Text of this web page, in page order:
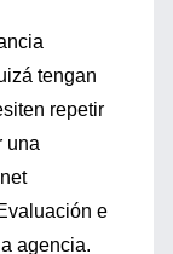
tengan
repetir
una
e
agencia.